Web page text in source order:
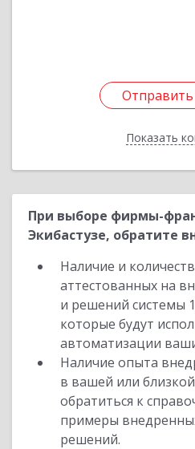
Отправить
Показать
Отправить
При выборе фирмы-
Экибастузе, обратите
Наличие и
аттестованных на
и решений системы
которые будут
автоматизации
Наличие опыта
в вашей или
обратиться к
примеры
решений.